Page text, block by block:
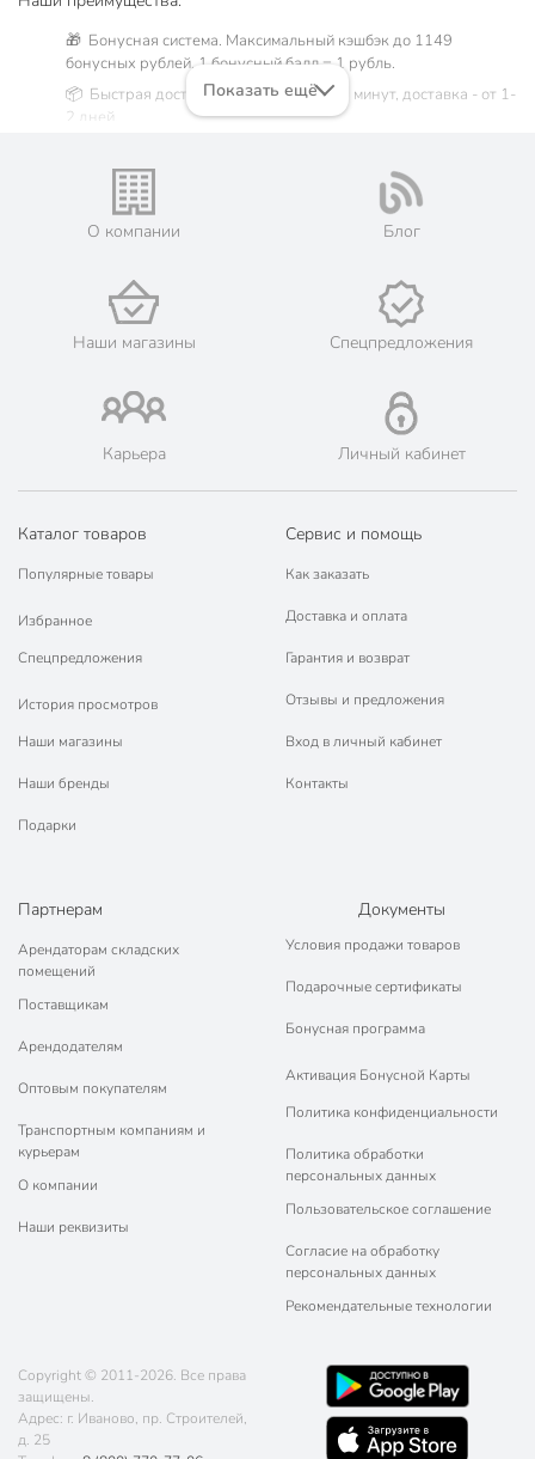
🎁 Бонусная система. Максимальный кэшбэк до 1149
бонусных рублей, 1 бонусный балл = 1 рубль.
📦 Быстрая доставка. Самовывоз от 60 минут, доставка - от 1-
2 дней.
Жители Ивановской области могут сделать заказ и оплатить
его онлайн на официальном сайте сети магазинов Порядок.
Мы предлагаем бесплатную курьерскую доставку для товара
«садовые тачки и тележки» при заказе от 3000 рублей в такие
Лежнево, Приволжск, Родники, Тейково, Фурманов, Шуя, а
также Владимир.
💳 Оплата: онлайн на сайте интернет-гипермаркета или
🛍 Скидки, акции, распродажи каждый день!
📜 Только оригинальная продукция. Интернет-гипермаркет
Порядок - официальный представитель ведущих мировых
марок.
Показать ещё
О компании Блог
Наши магазины Спецпредложения
Карьера Личный кабинет
Каталог товаров
Популярные товары
Избранное
Спецпредложения
История просмотров
Наши магазины
Наши бренды
Подарки
Сервис и помощь
Как заказать
Доставка и оплата
Гарантия и возврат
Отзывы и предложения
Вход в личный кабинет
Контакты
Партнерам
Арендаторам складских
помещений
Поставщикам
Арендодателям
Оптовым покупателям
Транспортным компаниям и
курьерам
О компании
Наши реквизиты
Документы
Условия продажи товаров
Подарочные сертификаты
Бонусная программа
Активация Бонусной Карты
Политика конфиденциальности
Политика обработки
персональных данных
Пользовательское соглашение
Согласие на обработку
персональных данных
Рекомендательные технологии
Copyright © 2011-2026. Все права
защищены.
Адрес: г. Иваново, пр. Строителей,
д. 25